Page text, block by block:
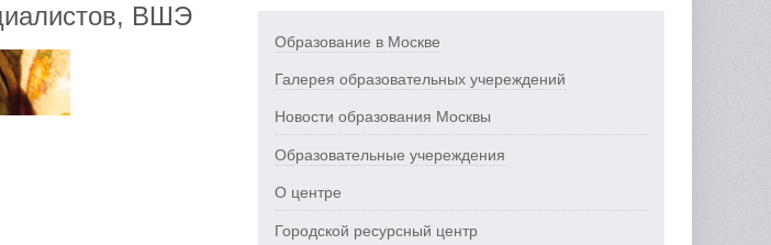
ВШЭ
Образование в Москве
Галерея образовательных учереждений
Новости образования Москвы
Образовательные учереждения
О центре
Городской ресурсный центр